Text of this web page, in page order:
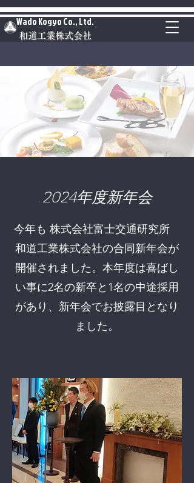
和道工業株式会社
Wado Kogyo Co., Ltd.
2024年度新年会
今年も 株式会社富士交通研究所
和道工業株式会社の合同新年会が
開催されました。本年度は喜ばし
い事に2名の新卒と1名の中途採用
があり​、新年会でお披露目となり
ました。